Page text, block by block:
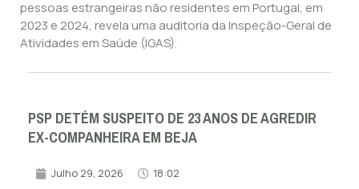
pessoas estrangeiras não residentes em Portugal, em
2023 e 2024, revela uma auditoria da Inspeção-Geral de
Atividades em Saúde (IGAS).
PSP DETÉM SUSPEITO DE 23 ANOS DE AGREDIR
EX-COMPANHEIRA EM BEJA
Julho 29, 2026 18:02